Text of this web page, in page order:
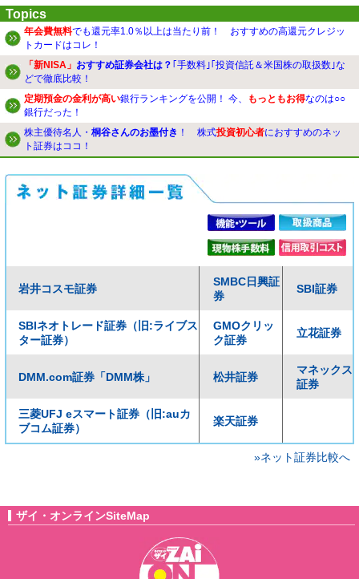
Topics
年会費無料でも還元率1.0％以上は当たり前！ おすすめの高還元クレジッ
トカードはコレ！
「新NISA」 おすすめ証券会社は？ ｢手数料｣｢投資信託＆米国株の取扱数｣な
どで徹底比較！
定期預金の金利が高い銀行ランキングを公開！ 今、 もっともお得なのは○○
銀行だった！
株主優待名人・ 桐谷さんのお墨付き ！ 株式投資初心者におすすめのネッ
ト証券はココ！
岩井コスモ証券
SMBC日興証
券
SBI証券
SBIネオトレード証券（旧:ライブス
ター証券）
GMOクリッ
ク証券
立花証券
DMM.com証券「DMM株」 松井証券
マネックス
証券
三菱UFJ eスマート証券（旧:auカ
ブコム証券）
楽天証券
»ネット証券比較へ
ザイ・オンラインSiteMap